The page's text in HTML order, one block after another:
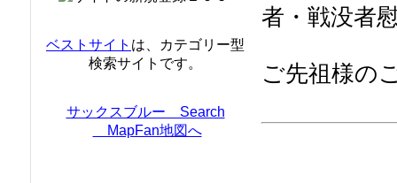
者・戦没者
ご先祖様の
ベストサイト は、カテゴリー型
検索サイトです。
サックスブルー Search
MapFan地図へ